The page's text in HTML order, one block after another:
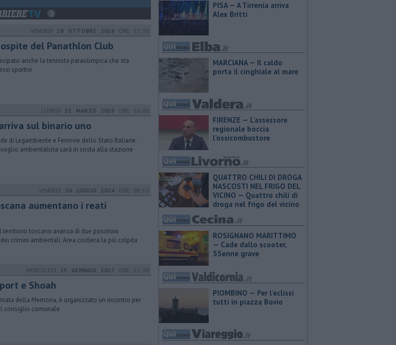
VENERDÌ 28 OTTOBRE 2016 ORE 15:30
del Panathlon Club
anche la tennista paraolimpica che sta
sportivi
LUNEDÌ 11 MARZO 2019 ORE 16:00
sul binario uno
di Legambiente e Ferrovie dello Stato Italiane.
ambientalista sarà in sosta alla stazione
VENERDÌ 26 LUGLIO 2024 ORE 09:50
aumentano i reati
territorio toscano avanza di due posizioni
crimini ambientali. Area costiera la più colpita
MERCOLEDÌ 25 GENNAIO 2017 ORE 22:00
e Shoah
della Memoria, è organizzato un incontro per
consiglio comunale
PISA — A Tirrenia arriva
Alex Britti
MARCIANA — Il caldo
porta il cinghiale al mare
FIRENZE — L'assessore
regionale boccia
l'ossicombustore
QUATTRO CHILI DI DROGA
NASCOSTI NEL FRIGO DEL
VICINO — Quattro chili di
droga nel frigo del vicino
ROSIGNANO MARITTIMO
— Cade dallo scooter,
55enne grave
PIOMBINO — Per l'eclissi
tutti in piazza Bovio